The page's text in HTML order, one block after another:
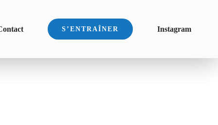
S’ENTRAÎNER Instagram